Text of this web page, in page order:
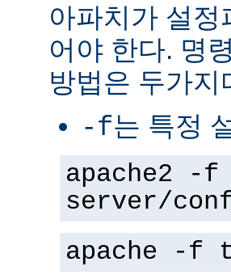
아파치가 설
어야 한다. 명
방법은 두가지
-f는 특정
apache2 -
server/
apache -f